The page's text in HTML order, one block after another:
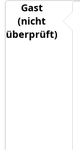
Gast
(nicht
überprüft)